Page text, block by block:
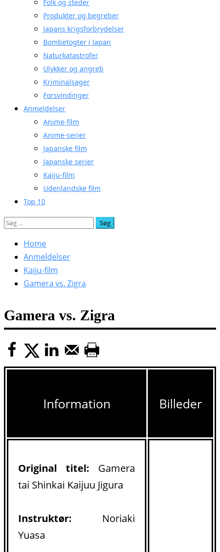
Folk og steder
Produkter og begreber
Japans krigsforbrydelser
Bombetogter i Japan
Naturkatastrofer
Ulykker og angreb
Kriminalsager
Forsvindinger
Anmeldelser
Anime-film
Anime-serier
Japanske film
Japanske serier
Kaiju-film
Udenlandske film
Top 10
Søg
Home
Anmeldelser
Kaiju-film
Gamera vs. Zigra
Gamera vs. Zigra
Information Billeder
Original titel: Gamera
tai Shinkai Kaijuu Jigura
Instruktør: Noriaki
Yuasa